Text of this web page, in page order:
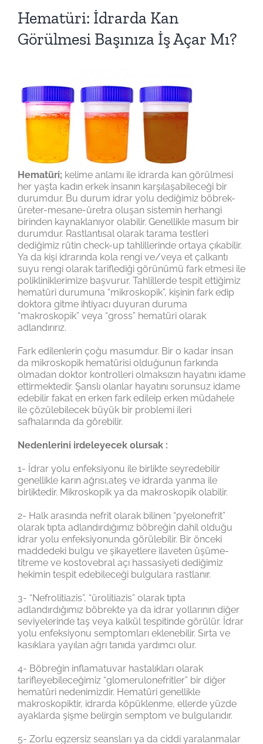
Hematüri: İdrarda Kan
Görülmesi Başınıza İş Açar Mı?
Hematüri; kelime anlamı ile idrarda kan görülmesi
her yaşta kadın erkek insanın karşılaşabileceği bir
durumdur. Bu durum idrar yolu dediğimiz böbrek-
üreter-mesane-üretra oluşan sistemin herhangi
birinden kaynaklanıyor olabilir. Genellikle masum bir
durumdur. Rastlantısal olarak tarama testleri
dediğimiz rütin check-up tahlillerinde ortaya çıkabilir.
Ya da kişi idrarında kola rengi ve/veya et çalkantı
suyu rengi olarak tariflediği görünümü fark etmesi ile
polikliniklerimize başvurur. Tahlillerde tespit ettiğimiz
hematüri durumuna “mikroskopik”, kişinin fark edip
doktora gitme ihtiyacı duyuran duruma
“makroskopik” veya “gross” hematüri olarak
adlandırırız.
Fark edilenlerin çoğu masumdur. Bir o kadar insan
da mikroskopik hematürisi olduğunun farkında
olmadan doktor kontrolleri olmaksızın hayatını idame
ettirmektedir. Şanslı olanlar hayatını sorunsuz idame
edebilir fakat en erken fark edileip erken müdahele
ile çözülebilecek büyük bir problemi ileri
safhalarında da görebilir.
Nedenlerini irdeleyecek olursak :
1- İdrar yolu enfeksiyonu ile birlikte seyredebilir
genellikle karın ağrısı,ateş ve idrarda yanma ile
birliktedir. Mikroskopik ya da makroskopik olabilir.
2- Halk arasında nefrit olarak bilinen “pyelonefrit”
olarak tıpta adlandırdığımız böbreğin dahil olduğu
idrar yolu enfeksiyonunda görülebilir. Bir önceki
maddedeki bulgu ve şikayetlere ilaveten üşüme-
titreme ve kostovebral açı hassasiyeti dediğimiz
hekimin tespit edebileceği bulgulara rastlanır.
3- “Nefrolitiazis”, “ürolitiazis” olarak tıpta
adlandırdığımız böbrekte ya da idrar yollarının diğer
seviyelerinde taş veya kalkül tespitinde görülür. İdrar
yolu enfeksiyonu semptomları eklenebilir. Sırta ve
kasıklara yayılan ağrı tanıda yardımcı olur.
4- Böbreğin inflamatuvar hastalıkları olarak
tarifleyebileceğimiz “glomerulonefritler” bir diğer
hematüri nedenimizdir. Hematüri genellikle
makroskopiktir, idrarda köpüklenme, ellerde yüzde
ayaklarda şişme belirgin semptom ve bulgularıdır.
5- Zorlu egzersiz seansları ya da ciddi yaralanmalar